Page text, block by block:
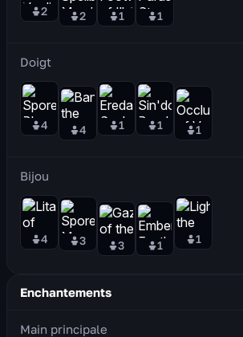
2 2 1 1
Doigt
4 4 1 1 1
Bijou
4 3 3 1 1
Enchantements
Main principale